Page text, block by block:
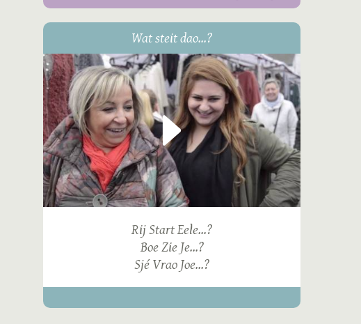
Wat steit dao...?
Rij Start Eele...?
Boe Zie Je...?
Sjé Vrao Joe...?